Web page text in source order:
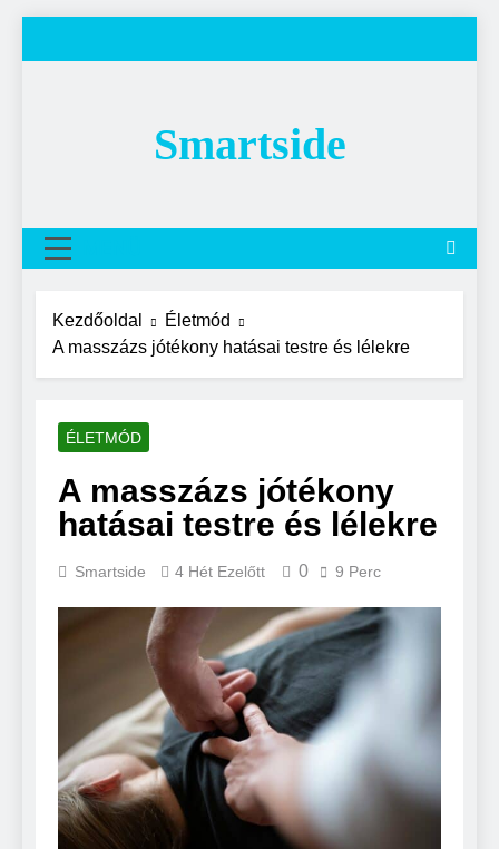
Smartside
Kezdőoldal
Életmód
A masszázs jótékony hatásai testre és lélekre
ÉLETMÓD
A masszázs jótékony
hatásai testre és lélekre
Smartside 4 Hét Ezelőtt 0 9 Perc